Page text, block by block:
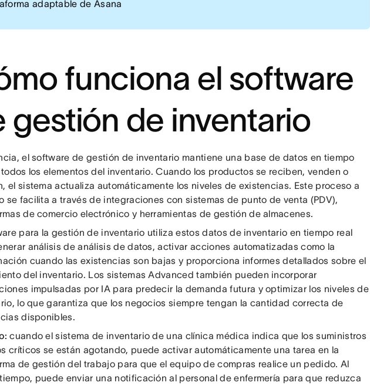
adaptable de Asana
funciona el software
gestión de inventario
el software de gestión de inventario mantiene una base de datos en tiempo
los elementos del inventario. Cuando los productos se reciben, venden o
el sistema actualiza automáticamente los niveles de existencias. Este proceso a
se facilita a través de integraciones con sistemas de punto de venta (PDV),
de comercio electrónico y herramientas de gestión de almacenes.
para la gestión de inventario utiliza estos datos de inventario en tiempo real
análisis de análisis de datos, activar acciones automatizadas como la
cuando las existencias son bajas y proporciona informes detallados sobre el
del inventario. Los sistemas Advanced también pueden incorporar
impulsadas por IA para predecir la demanda futura y optimizar los niveles de
lo que garantiza que los negocios siempre tengan la cantidad correcta de
disponibles.
cuando el sistema de inventario de una clínica médica indica que los suministros
críticos se están agotando, puede activar automáticamente una tarea en la
de gestión del trabajo para que el equipo de compras realice un pedido. Al
puede enviar una notificación al personal de enfermería para que reduzca